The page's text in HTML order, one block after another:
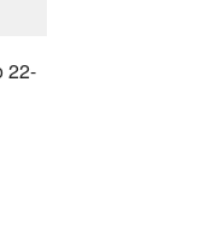
22-